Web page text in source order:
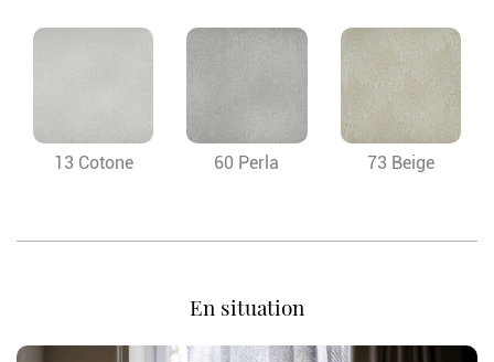
13 Cotone 60 Perla 73 Beige
En situation